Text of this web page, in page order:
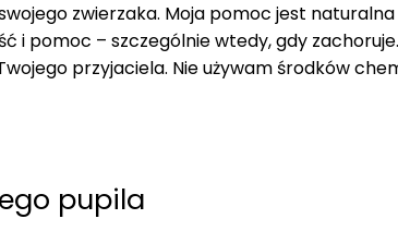
zwierzaka. Moja pomoc jest
i pomoc – szczególnie wtedy, gdy zachoruje.
przyjaciela. Nie używam środków
pupila